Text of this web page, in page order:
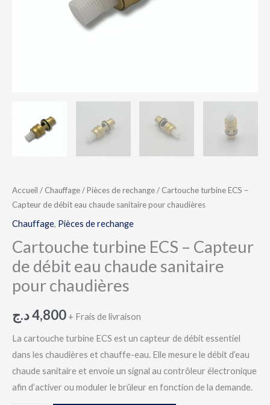
Accueil / Chauffage/Pièces de rechange/ Cartouche turbine ECS –
Capteur de débit eau chaude sanitaire pour chaudières
Chauffage, Pièces de rechange
Cartouche turbine ECS – Capteur
de débit eau chaude sanitaire
pour chaudières
4,800د.ج + Frais de livraison
La cartouche turbine ECS est un capteur de débit essentiel
dans les chaudières et chauffe-eau. Elle mesure le débit d’eau
chaude sanitaire et envoie un signal au contrôleur électronique
afin d’activer ou moduler le brûleur en fonction de la demande.